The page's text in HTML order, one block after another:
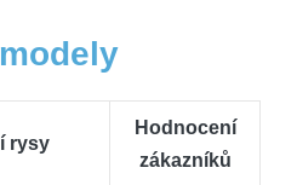
rysy
Hodnocení
zákazníků